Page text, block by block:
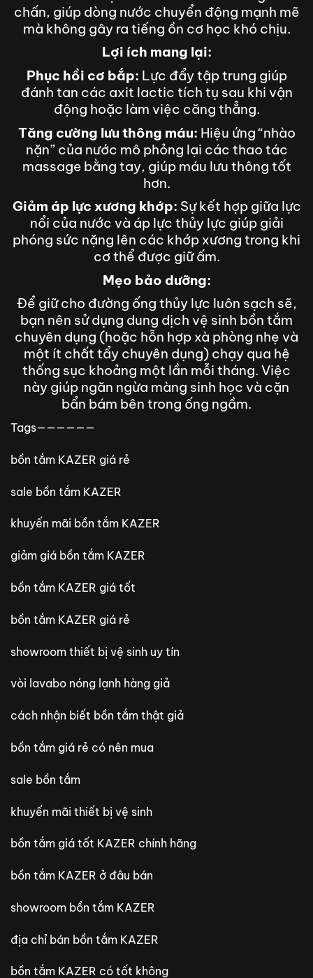
chấn, giúp dòng nước chuyển động mạnh mẽ
mà không gây ra tiếng ồn cơ học khó chịu.
Lợi ích mang lại:
Phục hồi cơ bắp: Lực đẩy tập trung giúp
đánh tan các axit lactic tích tụ sau khi vận
động hoặc làm việc căng thẳng.
Tăng cường lưu thông máu: Hiệu ứng “nhào
nặn” của nước mô phỏng lại các thao tác
massage bằng tay, giúp máu lưu thông tốt
hơn.
Giảm áp lực xương khớp: Sự kết hợp giữa lực
nổi của nước và áp lực thủy lực giúp giải
phóng sức nặng lên các khớp xương trong khi
cơ thể được giữ ấm.
Mẹo bảo dưỡng:
Để giữ cho đường ống thủy lực luôn sạch sẽ,
bạn nên sử dụng dung dịch vệ sinh bồn tắm
chuyên dụng (hoặc hỗn hợp xà phòng nhẹ và
một ít chất tẩy chuyên dụng) chạy qua hệ
thống sục khoảng một lần mỗi tháng. Việc
này giúp ngăn ngừa màng sinh học và cặn
bẩn bám bên trong ống ngầm.
Tags——————
bồn tắm KAZER giá rẻ
sale bồn tắm KAZER
khuyến mãi bồn tắm KAZER
giảm giá bồn tắm KAZER
bồn tắm KAZER giá tốt
bồn tắm KAZER giá rẻ
showroom thiết bị vệ sinh uy tín
vòi lavabo nóng lạnh hàng giả
cách nhận biết bồn tắm thật giả
bồn tắm giá rẻ có nên mua
sale bồn tắm
khuyến mãi thiết bị vệ sinh
bồn tắm giá tốt KAZER chính hãng
bồn tắm KAZER ở đâu bán
showroom bồn tắm KAZER
địa chỉ bán bồn tắm KAZER
bồn tắm KAZER có tốt không